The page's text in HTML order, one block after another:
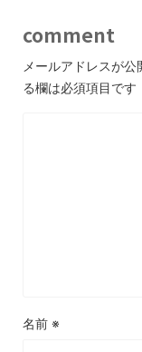
comment
メールアドレスが公
る欄は必須項目です
名前 ※